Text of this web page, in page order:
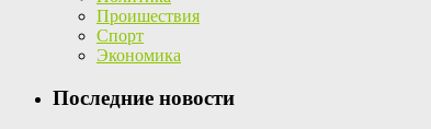
Проишествия
Спорт
Экономика
Последние новости